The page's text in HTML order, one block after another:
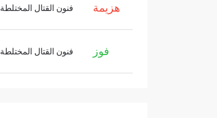
هزيمة فنون القتال المختلطة
فوز فنون القتال المختلطة